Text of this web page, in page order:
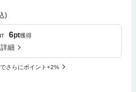
)
6pt獲得
細
さらにポイント+2%